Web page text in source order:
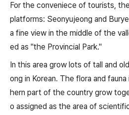
For the conveniece of tourists,
platforms: Seonyujeong and
a fine view in the middle of the
ed as "the Provincial Park."
In this area grow lots of tall and
ong in Korean. The flora and
hern part of the country grow
o assigned as the area of